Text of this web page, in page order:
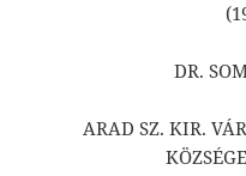
DR.
ARAD SZ. KIR.